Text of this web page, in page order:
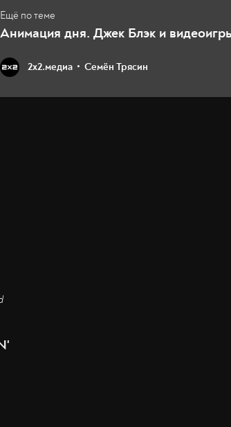
Анимация дня. Джек Блэк и
2х2.медиа Семён Трясин